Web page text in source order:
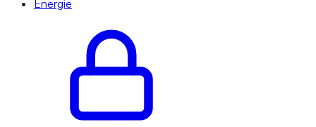
Énergie